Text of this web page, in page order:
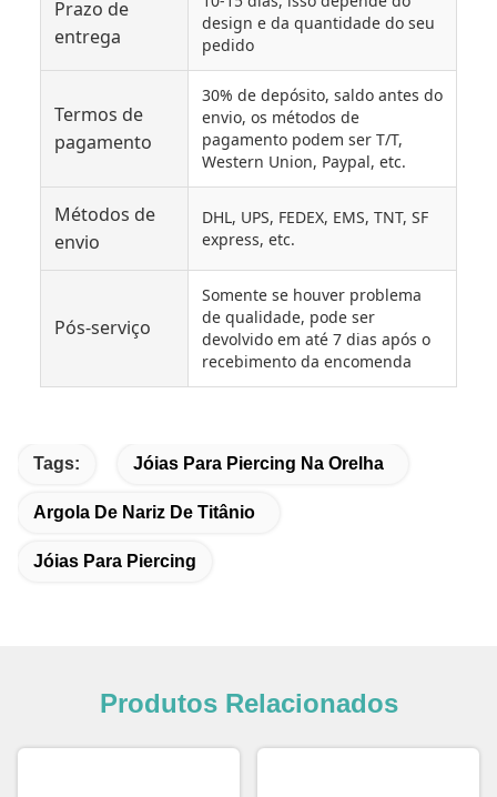
Prazo de
entrega
design e da quantidade do seu
pedido
Termos de
pagamento
30% de depósito, saldo antes do
envio, os métodos de
pagamento podem ser T/T,
Western Union, Paypal, etc.
Métodos de
envio
DHL, UPS, FEDEX, EMS, TNT, SF
express, etc.
Pós-serviço
Somente se houver problema
de qualidade, pode ser
devolvido em até 7 dias após o
recebimento da encomenda
Tags: Jóias Para Piercing Na Orelha
Argola De Nariz De Titânio
Jóias Para Piercing
Produtos Relacionados